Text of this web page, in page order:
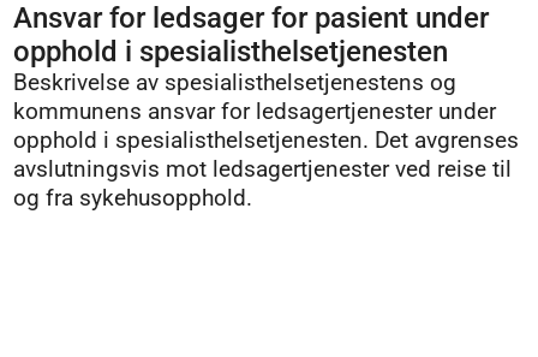
Ansvar for ledsager for pasient under
opphold i spesialisthelsetjenesten
Beskrivelse av spesialisthelsetjenestens og
kommunens ansvar for ledsagertjenester under
opphold i spesialisthelsetjenesten. Det avgrenses
avslutningsvis mot ledsagertjenester ved reise til
og fra sykehusopphold.